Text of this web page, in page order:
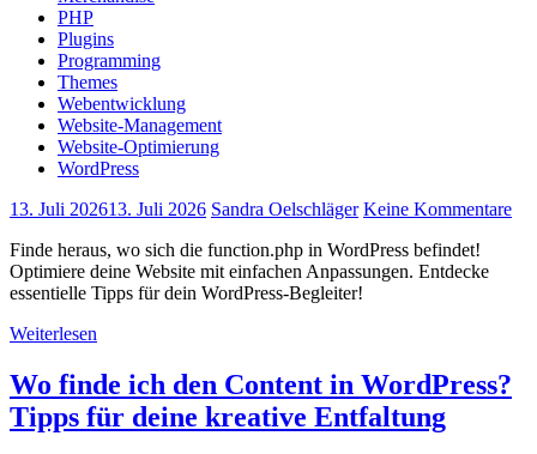
PHP
Plugins
Programming
Themes
Webentwicklung
Website-Management
Website-Optimierung
WordPress
13. Juli 202613. Juli 2026 Sandra Oelschläger Keine Kommentare
Finde heraus, wo sich die function.php in WordPress befindet!
Optimiere deine Website mit einfachen Anpassungen. Entdecke
essentielle Tipps für dein WordPress-Begleiter!
Weiterlesen
Wo finde ich den Content in WordPress?
Tipps für deine kreative Entfaltung